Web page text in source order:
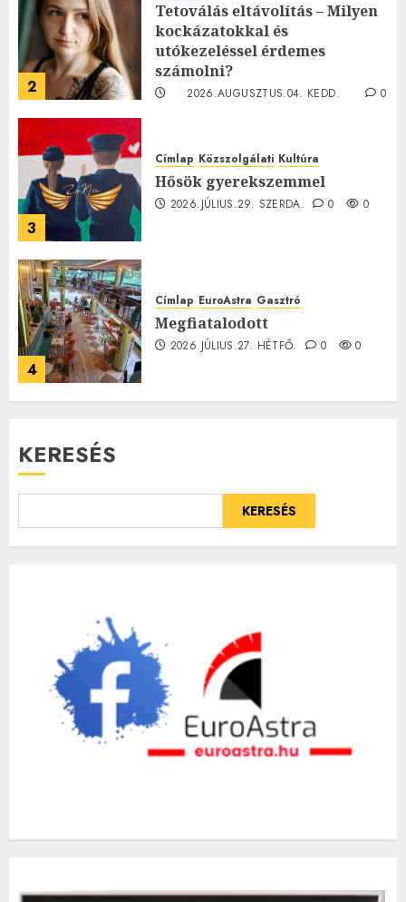
2
Tetoválás eltávolítás – Milyen
kockázatokkal és
utókezeléssel érdemes
számolni?
2026.AUGUSZTUS.04. KEDD.
0
3
Címlap Közszolgálati Kultúra
Hősök gyerekszemmel
2026.JÚLIUS.29. SZERDA. 0 0
4
Címlap EuroAstra Gasztró
Megfiatalodott
2026.JÚLIUS.27. HÉTFŐ. 0 0
KERESÉS
KERESÉS